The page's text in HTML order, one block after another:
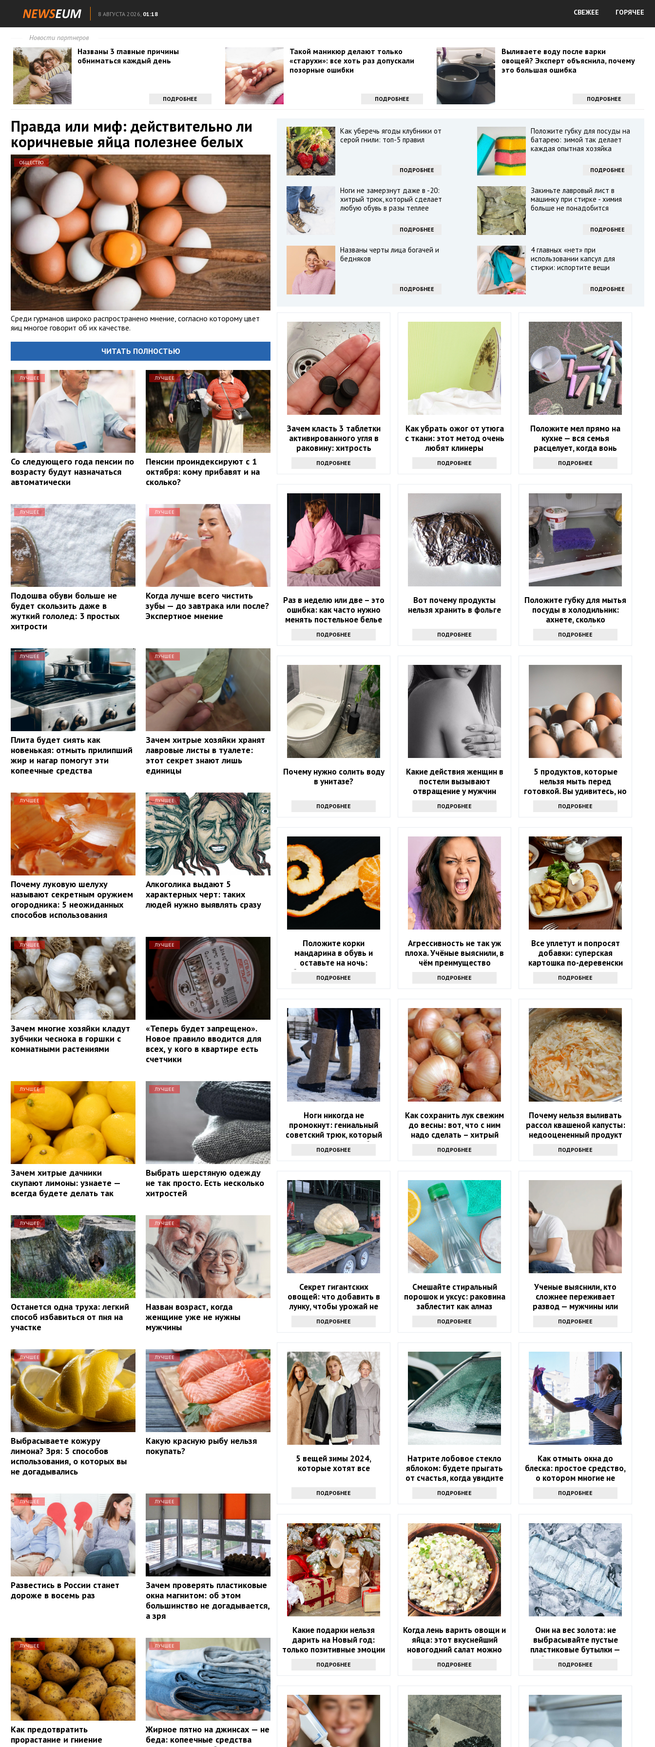
8 АВГУСТА 2026, 01:18 СВЕЖЕЕ ГОРЯЧЕЕ
Новости партнеров
Названы 3 главные причины
обниматься каждый день
ПОДРОБНЕЕ
Такой маникюр делают только
«старухи»: все хоть раз допускали
позорные ошибки
ПОДРОБНЕЕ
Выливаете воду после варки
овощей? Эксперт объяснила, почему
это большая ошибка
ПОДРОБНЕЕ
Правда или миф: действительно ли
коричневые яйца полезнее белых
ОБЩЕСТВО
Среди гурманов широко распространено мнение, согласно которому цвет
яиц многое говорит об их качестве.
ЧИТАТЬ ПОЛНОСТЬЮ
ЛУЧШЕЕ
Со следующего года пенсии по
возрасту будут назначаться
автоматически
ЛУЧШЕЕ
Пенсии проиндексируют с 1
октября: кому прибавят и на
сколько?
ЛУЧШЕЕ
Подошва обуви больше не
будет скользить даже в
жуткий гололед: 3 простых
хитрости
ЛУЧШЕЕ
Когда лучше всего чистить
зубы — до завтрака или после?
Экспертное мнение
ЛУЧШЕЕ
Плита будет сиять как
новенькая: отмыть прилипший
жир и нагар помогут эти
копеечные средства
ЛУЧШЕЕ
Зачем хитрые хозяйки хранят
лавровые листы в туалете:
этот секрет знают лишь
единицы
ЛУЧШЕЕ
Почему луковую шелуху
называют секретным оружием
огородника: 5 неожиданных
способов использования
ЛУЧШЕЕ
Алкоголика выдают 5
характерных черт: таких
людей нужно выявлять сразу
ЛУЧШЕЕ
Зачем многие хозяйки кладут
зубчики чеснока в горшки с
комнатными растениями
ЛУЧШЕЕ
«Теперь будет запрещено».
Новое правило вводится для
всех, у кого в квартире есть
счетчики
ЛУЧШЕЕ
Зачем хитрые дачники
скупают лимоны: узнаете —
всегда будете делать так
ЛУЧШЕЕ
Выбрать шерстяную одежду
не так просто. Есть несколько
хитростей
ЛУЧШЕЕ
Останется одна труха: легкий
способ избавиться от пня на
участке
ЛУЧШЕЕ
Назван возраст, когда
женщине уже не нужны
мужчины
ЛУЧШЕЕ
Выбрасываете кожуру
лимона? Зря: 5 способов
использования, о которых вы
не догадывались
ЛУЧШЕЕ
Какую красную рыбу нельзя
покупать?
ЛУЧШЕЕ
Развестись в России станет
дороже в восемь раз
ЛУЧШЕЕ
Зачем проверять пластиковые
окна магнитом: об этом
большинство не догадывается,
а зря
ЛУЧШЕЕ
Как предотвратить
прорастание и гниение
ЛУЧШЕЕ
Жирное пятно на джинсах — не
беда: копеечные средства
Как уберечь ягоды клубники от
серой гнили: топ-5 правил
ПОДРОБНЕЕ
Положите губку для посуды на
батарею: зимой так делает
каждая опытная хозяйка
ПОДРОБНЕЕ
Ноги не замерзнут даже в -20:
хитрый трюк, который сделает
любую обувь в разы теплее
ПОДРОБНЕЕ
Закиньте лавровый лист в
машинку при стирке - химия
больше не понадобится
ПОДРОБНЕЕ
Названы черты лица богачей и
бедняков
ПОДРОБНЕЕ
4 главных «нет» при
использовании капсул для
стирки: испортите вещи
ПОДРОБНЕЕ
Зачем класть 3 таблетки
активированного угля в
раковину: хитрость
ПОДРОБНЕЕ
Как убрать ожог от утюга
с ткани: этот метод очень
любят клинеры
ПОДРОБНЕЕ
Положите мел прямо на
кухне — вся семья
расцелует, когда вонь
ПОДРОБНЕЕ
Раз в неделю или две – это
ошибка: как часто нужно
менять постельное белье
ПОДРОБНЕЕ
Вот почему продукты
нельзя хранить в фольге
ПОДРОБНЕЕ
Положите губку для мытья
посуды в холодильник:
ахнете, сколько
надоевших проблем это
решит
ПОДРОБНЕЕ
Почему нужно солить воду
в унитазе?
ПОДРОБНЕЕ
Какие действия женщин в
постели вызывают
отвращение у мужчин
ПОДРОБНЕЕ
5 продуктов, которые
нельзя мыть перед
готовкой. Вы удивитесь, но
ПОДРОБНЕЕ
Положите корки
мандарина в обувь и
оставьте на ночь:
обалдеете, какую пользу
это принесет
ПОДРОБНЕЕ
Агрессивность не так уж
плоха. Учёные выяснили, в
чём преимущество
ПОДРОБНЕЕ
Все уплетут и попросят
добавки: суперская
картошка по-деревенски
на гарнир на Новый год
ПОДРОБНЕЕ
Ноги никогда не
промокнут: гениальный
советский трюк, который
сохранит сухость в обуви
ПОДРОБНЕЕ
Как сохранить лук свежим
до весны: вот, что с ним
надо сделать – хитрый
ПОДРОБНЕЕ
Почему нельзя выливать
рассол квашеной капусты:
недооцененный продукт
ПОДРОБНЕЕ
Секрет гигантских
овощей: что добавить в
лунку, чтобы урожай не
ПОДРОБНЕЕ
Смешайте стиральный
порошок и уксус: раковина
заблестит как алмаз
ПОДРОБНЕЕ
Ученые выяснили, кто
сложнее переживает
развод — мужчины или
ПОДРОБНЕЕ
5 вещей зимы 2024,
которые хотят все
ПОДРОБНЕЕ
Натрите лобовое стекло
яблоком: будете прыгать
от счастья, когда увидите
ПОДРОБНЕЕ
Как отмыть окна до
блеска: простое средство,
о котором многие не
ПОДРОБНЕЕ
Какие подарки нельзя
дарить на Новый год:
только позитивные эмоции
ПОДРОБНЕЕ
Когда лень варить овощи и
яйца: этот вкуснейший
новогодний салат можно
ПОДРОБНЕЕ
Они на вес золота: не
выбрасывайте пустые
пластиковые бутылки —
обалдеете, зачем они
нужны
ПОДРОБНЕЕ